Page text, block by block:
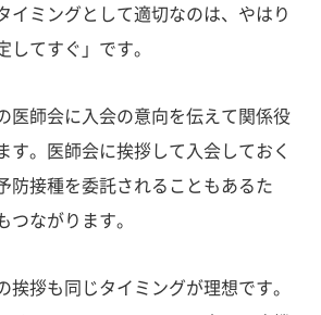
イミングとして適切なのは、やはり
してすぐ」です。
医師会に入会の意向を伝えて関係役
す。医師会に挨拶して入会しておく
防接種を委託されることもあるた
つながります。
挨拶も同じタイミングが理想です。